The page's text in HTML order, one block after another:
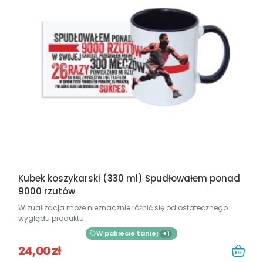
Kubek koszykarski (330 ml) Spudłowałem ponad
9000 rzutów
Wizualizacja może nieznacznie różnić się od ostatecznego
wyglądu produktu.
W pakiecie taniej +1
24,00 zł